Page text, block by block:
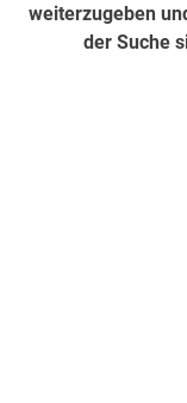
weiterzugeben
der Suche